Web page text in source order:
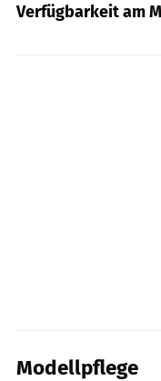
Verfügbarkeit am
Modellpflege